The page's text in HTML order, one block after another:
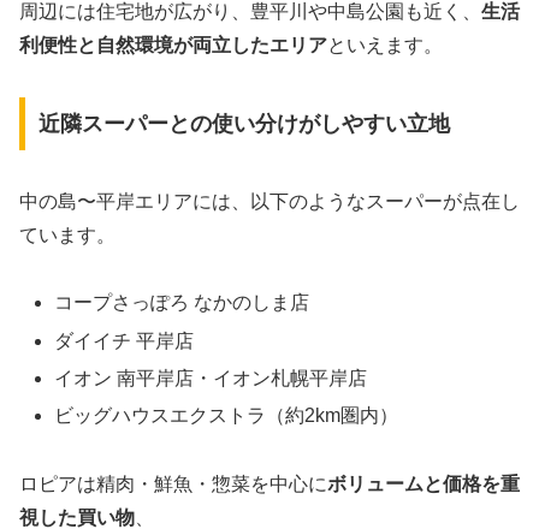
周辺には住宅地が広がり、豊平川や中島公園も近く、 生活
利便性と自然環境が両立したエリアといえます。
近隣スーパーとの使い分けがしやすい立地
中の島〜平岸エリアには、以下のようなスーパーが点在し
ています。
コープさっぽろ なかのしま店
ダイイチ 平岸店
イオン 南平岸店・イオン札幌平岸店
ビッグハウスエクストラ（約2km圏内）
ロピアは精肉・鮮魚・惣菜を中心にボリュームと価格を重
視した買い物